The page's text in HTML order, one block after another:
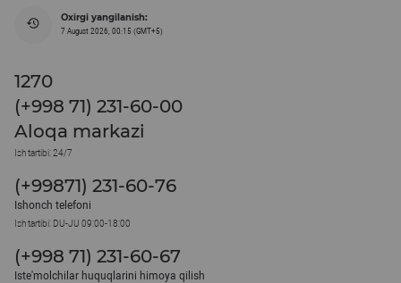
Oxirgi yangilanish:
7 August 2026, 00:15 (GMT+5)
1270
(+998 71) 231-60-00
Aloqa markazi
Ish tartibi: 24/7
(+99871) 231-60-76
Ishonch telefoni
Ish tartibi: DU-JU 09:00-18:00
(+998 71) 231-60-67
Iste'molchilar huquqlarini himoya qilish